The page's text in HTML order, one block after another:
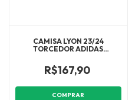
CAMISA LYON 23/24
TORCEDOR ADIDAS
R$167,90
COMPRAR